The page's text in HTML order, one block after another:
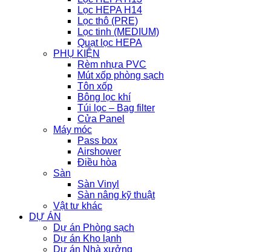
Lọc HEPA H14
Lọc thô (PRE)
Lọc tinh (MEDIUM)
Quạt lọc HEPA
PHỤ KIỆN
Rèm nhựa PVC
Mút xốp phòng sạch
Tôn xốp
Bông lọc khí
Túi lọc – Bag filter
Cửa Panel
Máy móc
Pass box
Airshower
Điều hòa
Sàn
Sàn Vinyl
Sàn nâng kỹ thuật
Vật tư khác
DỰ ÁN
Dự án Phòng sạch
Dự án Kho lạnh
Dự án Nhà xưởng